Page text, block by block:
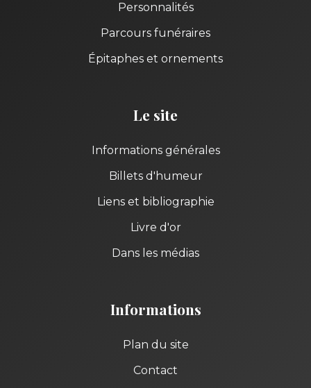
Personnalités
Parcours funéraires
Épitaphes et ornements
Le site
Informations générales
Billets d'humeur
Liens et bibliographie
Livre d'or
Dans les médias
Informations
Plan du site
Contact